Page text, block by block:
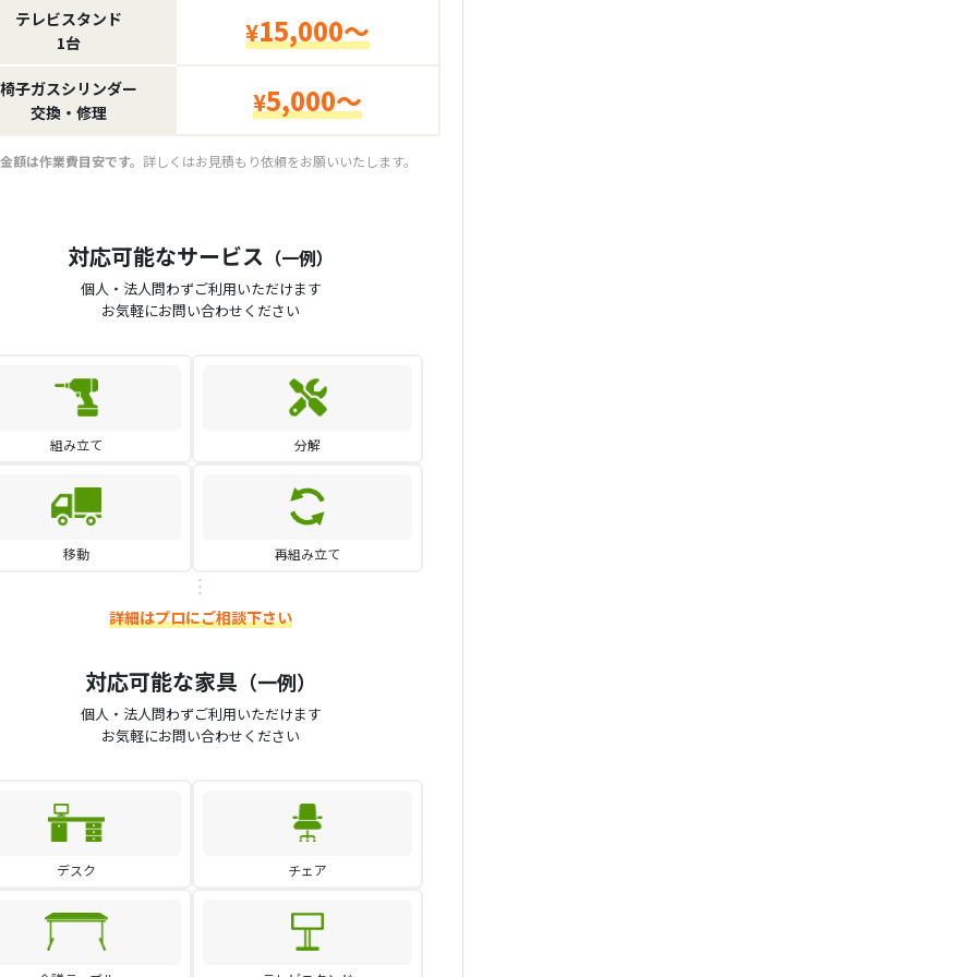
テレビスタンド
1台
¥15,000～
椅子ガスシリンダー
交換・修理
¥5,000～
額は作業費目安です。 詳しくはお見積もり依頼をお願いいたします。
対応可能なサービス （一例）
個人・法人問わずご利用いただけます
お気軽にお問い合わせください
組み立て 分解
移動 再組み立て
詳細はプロにご相談下さい
対応可能な家具 （一例）
個人・法人問わずご利用いただけます
お気軽にお問い合わせください
デスク チェア